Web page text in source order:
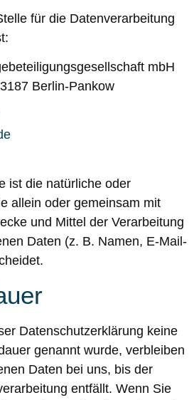
für die Datenverarbeitung
mbH
Berlin-Pankow
ist die natürliche oder
allein oder gemeinsam mit
und Mittel der Verarbeitung
Daten (z. B. Namen, E-Mail-
Datenschutzerklärung keine
genannt wurde, verbleiben
Daten bei uns, bis der
entfällt. Wenn Sie